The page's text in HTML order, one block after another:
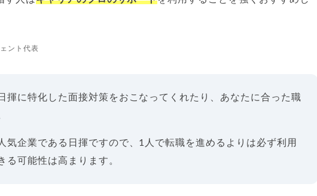
ント代表
揮に特化した面接対策をおこなってくれたり、あなたに合った職
気企業である日揮ですので、1人で転職を進めるよりは必ず利用
る可能性は高まります。